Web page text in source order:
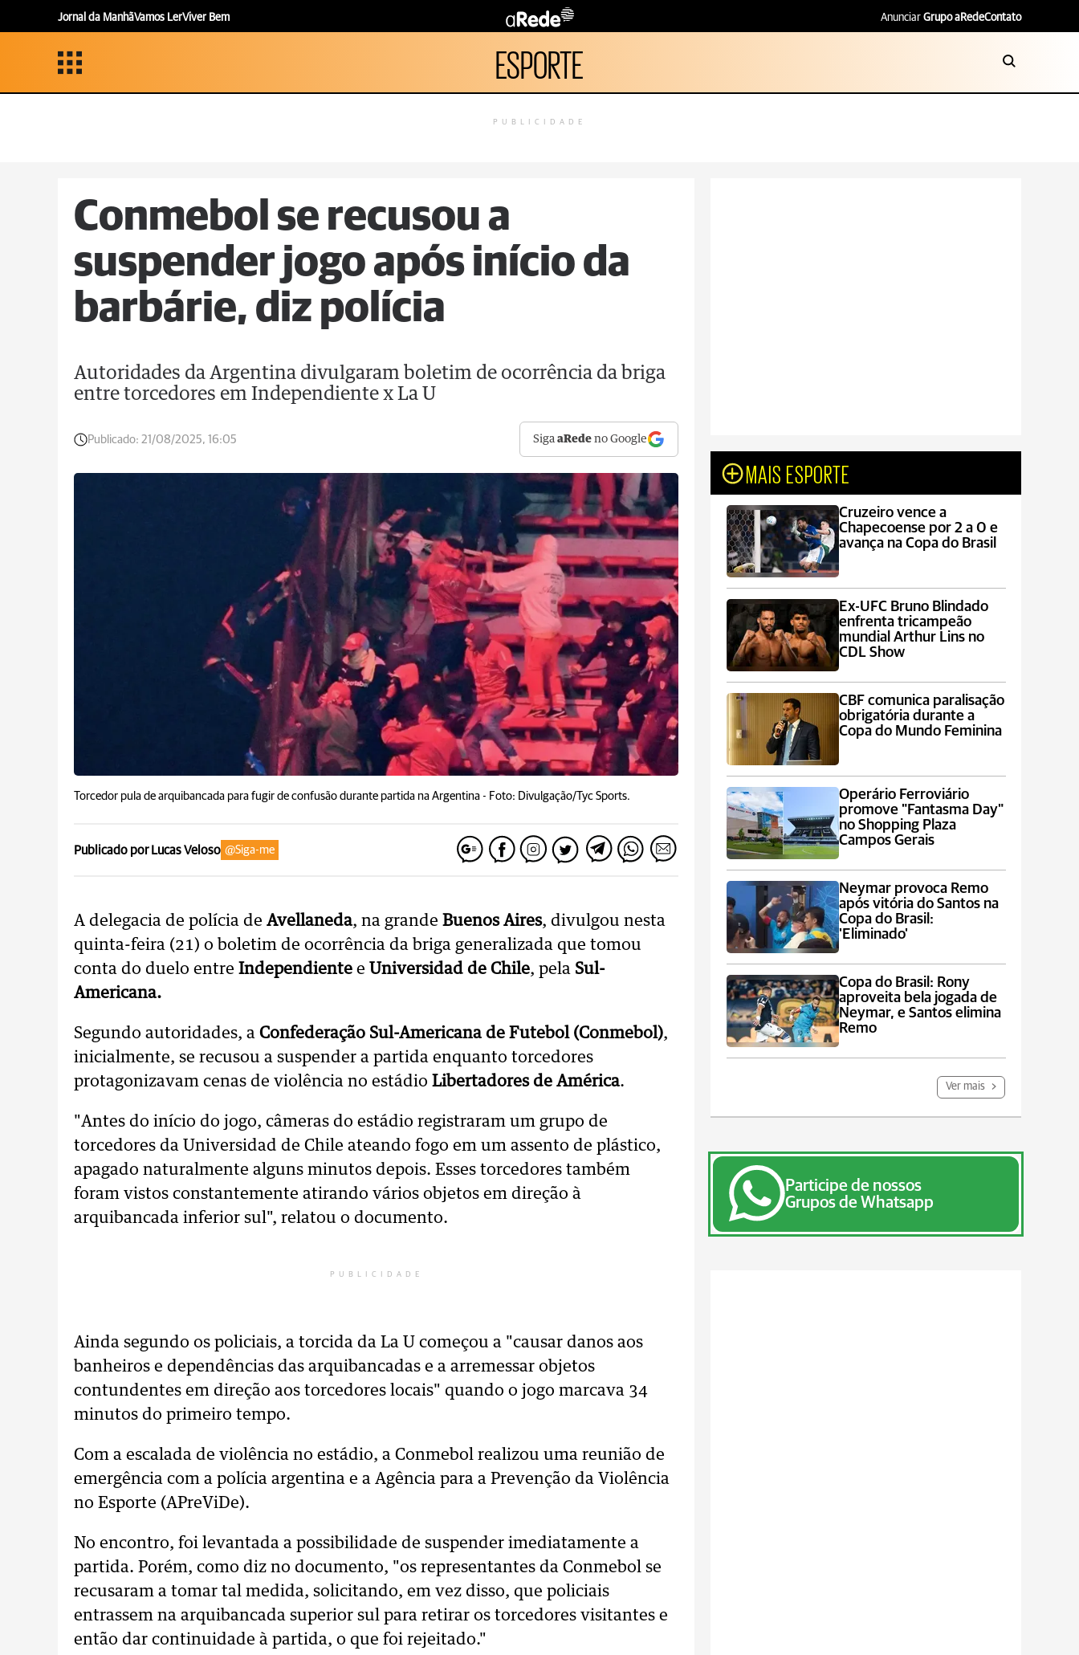
Jornal da ManhãVamos LerViver Bem Anunciar Grupo aRedeContato
ESPORTE
PUBLICIDADE
Conmebol se recusou a
suspender jogo após início da
barbárie, diz polícia
Autoridades da Argentina divulgaram boletim de ocorrência da briga
entre torcedores em Independiente x La U
Publicado: 21/08/2025, 16:05 SigaaRede no Google
Torcedor pula de arquibancada para fugir de confusão durante partida na Argentina - Foto: Divulgação/Tyc Sports.
Publicado por Lucas Veloso @Siga-me
A delegacia de polícia de Avellaneda, na grande Buenos Aires, divulgou nesta
quinta-feira (21) o boletim de ocorrência da briga generalizada que tomou
conta do duelo entre Independiente e Universidad de Chile, pela Sul-
Americana.
Segundo autoridades, a Confederação Sul-Americana de Futebol (Conmebol),
inicialmente, se recusou a suspender a partida enquanto torcedores
protagonizavam cenas de violência no estádio Libertadores de América.
"Antes do início do jogo, câmeras do estádio registraram um grupo de
torcedores da Universidad de Chile ateando fogo em um assento de plástico,
apagado naturalmente alguns minutos depois. Esses torcedores também
foram vistos constantemente atirando vários objetos em direção à
arquibancada inferior sul", relatou o documento.
PUBLICIDADE
Ainda segundo os policiais, a torcida da La U começou a "causar danos aos
banheiros e dependências das arquibancadas e a arremessar objetos
contundentes em direção aos torcedores locais" quando o jogo marcava 34
minutos do primeiro tempo.
Com a escalada de violência no estádio, a Conmebol realizou uma reunião de
emergência com a polícia argentina e a Agência para a Prevenção da Violência
no Esporte (APreViDe).
No encontro, foi levantada a possibilidade de suspender imediatamente a
partida. Porém, como diz no documento, "os representantes da Conmebol se
recusaram a tomar tal medida, solicitando, em vez disso, que policiais
entrassem na arquibancada superior sul para retirar os torcedores visitantes e
então dar continuidade à partida, o que foi rejeitado."
MAIS ESPORTE
Cruzeiro vence a
Chapecoense por 2 a 0 e
avança na Copa do Brasil
Ex-UFC Bruno Blindado
enfrenta tricampeão
mundial Arthur Lins no
CDL Show
CBF comunica paralisação
obrigatória durante a
Copa do Mundo Feminina
Operário Ferroviário
promove "Fantasma Day"
no Shopping Plaza
Campos Gerais
Neymar provoca Remo
após vitória do Santos na
Copa do Brasil:
'Eliminado'
Copa do Brasil: Rony
aproveita bela jogada de
Neymar, e Santos elimina
Remo
Ver mais
Participe de nossos
Grupos de Whatsapp